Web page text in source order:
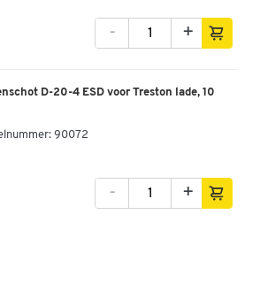
- +
D-20-4 ESD voor Treston lade, 10
90072
- +